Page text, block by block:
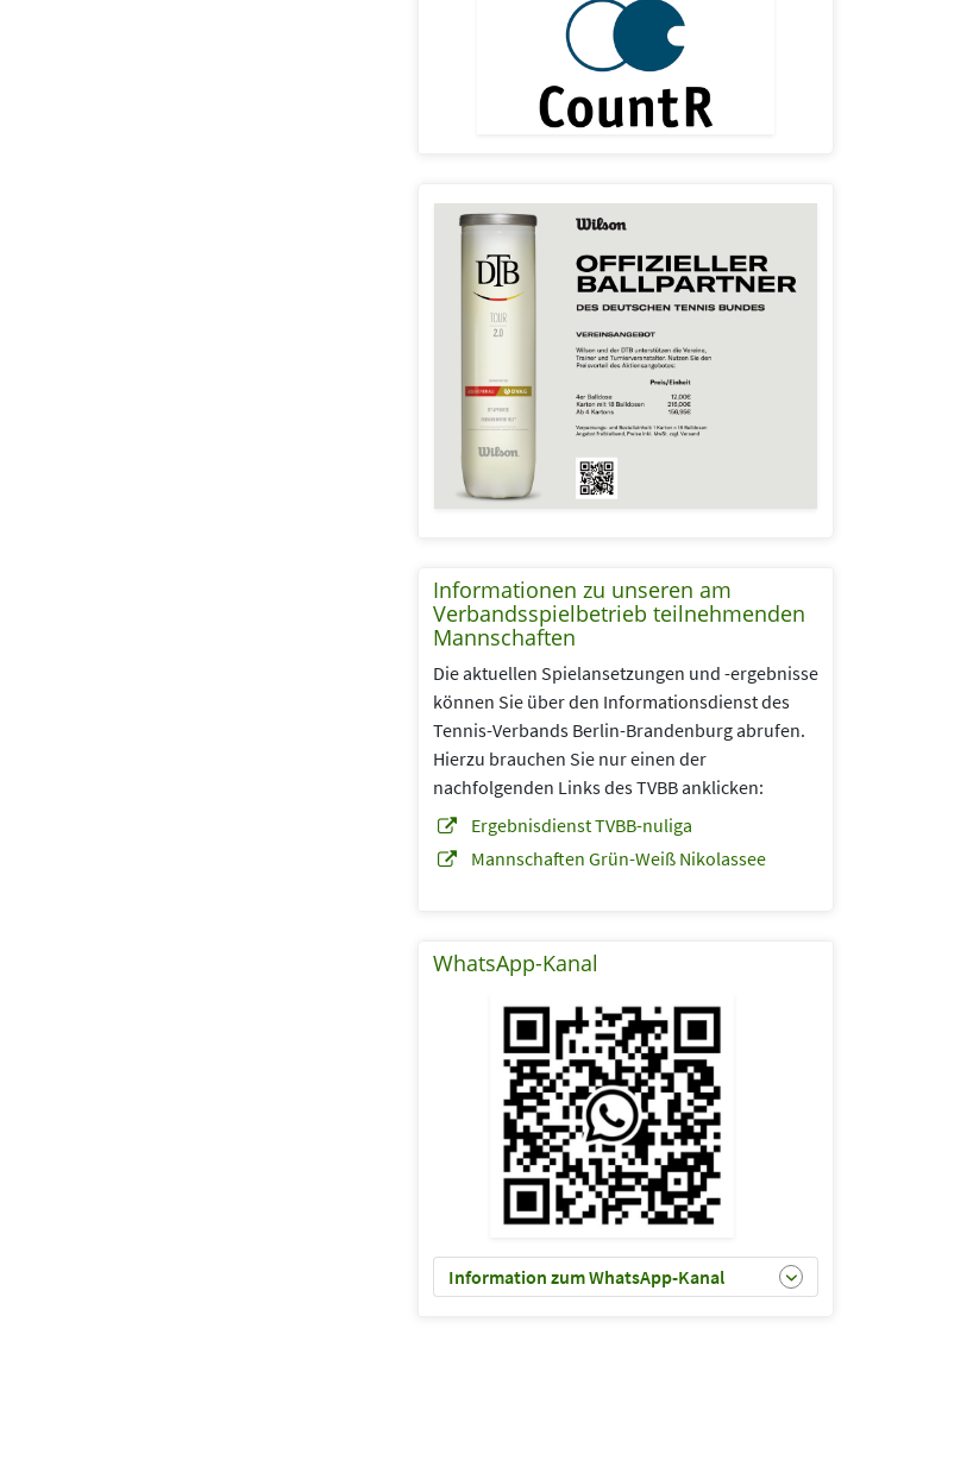
Informationen zu unseren am
Verbandsspielbetrieb teilnehmenden
Mannschaften
Die aktuellen Spielansetzungen und -ergebnisse
können Sie über den Informationsdienst des
Tennis-Verbands Berlin-Brandenburg abrufen.
Hierzu brauchen Sie nur einen der
nachfolgenden Links des TVBB anklicken:
Ergebnisdienst TVBB-nuliga
Mannschaften Grün-Weiß Nikolassee
WhatsApp-Kanal
Information zum WhatsApp-Kanal